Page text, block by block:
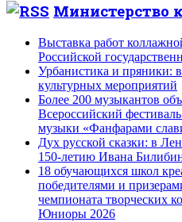
Министерство
Выставка работ
Российской
Урбанистика и пряники:
культурных мероприятий
Более 200 музыкантов
Всероссийский
музыки «Фанфарами
Дух русской сказки: в
150-летию Ивана
18 обучающихся школ
победителями и
чемпионата творческих
Юниоры 2026